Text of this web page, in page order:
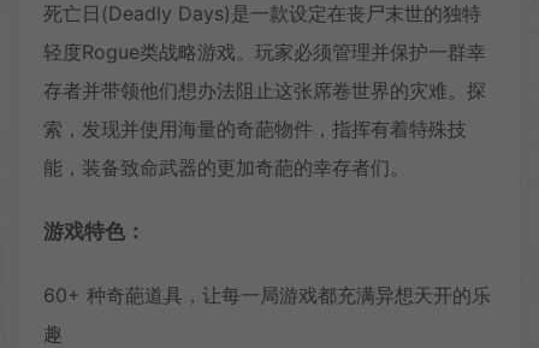
死亡日(Deadly Days)是一款设定在丧尸末世的独特
轻度Rogue类战略游戏。玩家必须管理并保护一群幸
存者并带领他们想办法阻止这张席卷世界的灾难。探
索，发现并使用海量的奇葩物件，指挥有着特殊技
能，装备致命武器的更加奇葩的幸存者们。
游戏特色：
60+ 种奇葩道具，让每一局游戏都充满异想天开的乐
趣